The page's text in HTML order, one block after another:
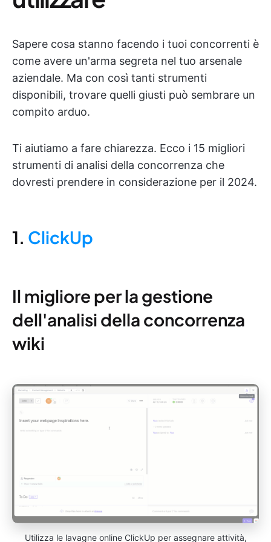
Sapere cosa stanno facendo i tuoi concorrenti è
come avere un'arma segreta nel tuo arsenale
aziendale. Ma con così tanti strumenti
disponibili, trovare quelli giusti può sembrare un
compito arduo.
Ti aiutiamo a fare chiarezza. Ecco i 15 migliori
strumenti di analisi della concorrenza che
dovresti prendere in considerazione per il 2024.
1. ClickUp
Il migliore per la gestione
dell'analisi della concorrenza
wiki
Utilizza le lavagne online ClickUp per assegnare attività,